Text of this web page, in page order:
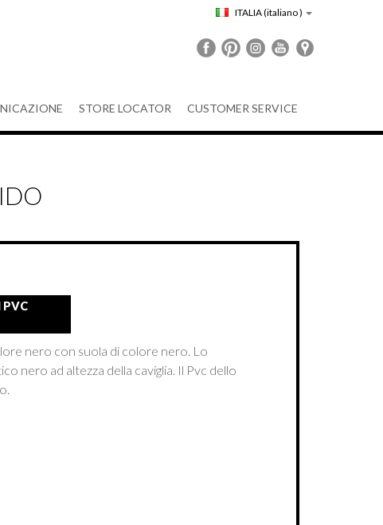
ITALIA(italiano )
STORE LOCATOR CUSTOMER SERVICE
PVC
nero con suola di colore nero. Lo
nero ad altezza della caviglia. Il Pvc dello